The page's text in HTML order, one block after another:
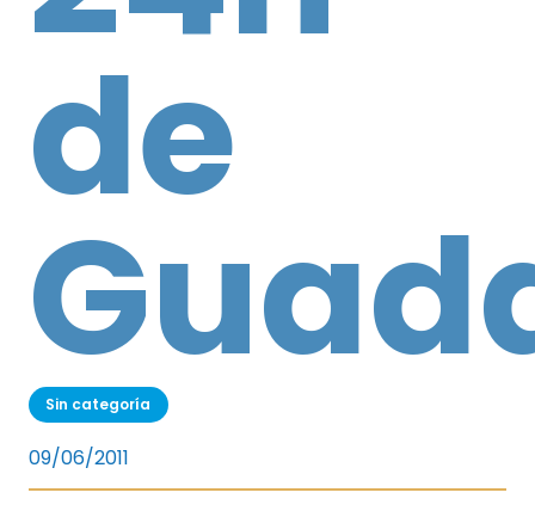
de
Sin categoría
09/06/2011